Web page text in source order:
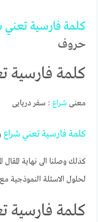
كلمة فارسيةتعني
حروف
كلمة فارسية
معنى شراع : سفر دریایی
كلمة فارسيةتعني شراع
كذلك وصلنا الى نهاية
لحلول الاسئلة النموذجية مع
كلمة فارسية